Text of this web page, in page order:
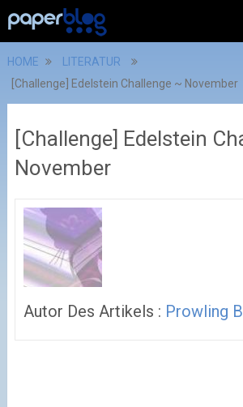
HOME
LITERATUR
[Challenge] Edelstein Challenge ~ November
[Challenge] Edelstein
November
Autor Des Artikels : Prowling